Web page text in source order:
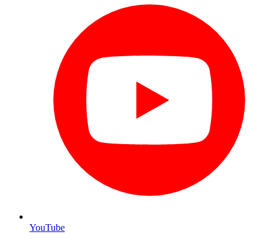
YouTube